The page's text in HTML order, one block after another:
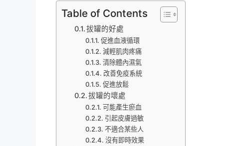
Table of Contents
拔罐的好處
促進血液循環
減輕肌肉疼痛
清除體內濕氣
改善免疫系統
促進放鬆
拔罐的壞處
可能產生瘀血
引起皮膚過敏
不適合某些人
沒有即時效果